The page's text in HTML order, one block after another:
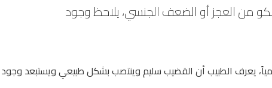
من العجز أو الضعف الجنسي، يلاحظ وجود
يعرف الطبيب أن القضيب سليم وينتصب بشكل طبيعي ويستبعد وجود